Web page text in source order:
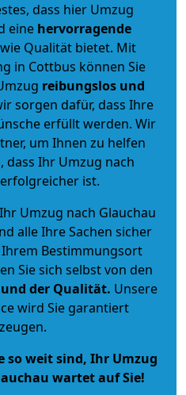
dass hier Umzug
eine hervorragende
Qualität bietet. Mit
in Cottbus können Sie
reibungslos und
sorgen dafür, dass Ihre
erfüllt werden. Wir
um Ihnen zu helfen
dass Ihr Umzug nach
ist.
Umzug nach Glauchau
alle Ihre Sachen sicher
Bestimmungsort
Sie sich selbst von den
der Qualität. Unsere
wird Sie garantiert
so weit sind, Ihr Umzug
wartet auf Sie!